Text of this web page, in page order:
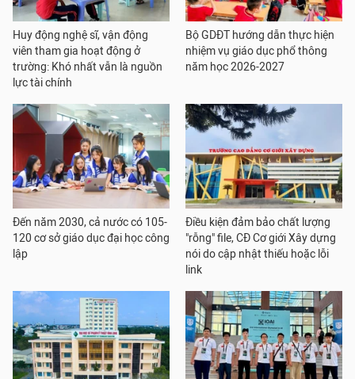
Huy động nghệ sĩ, vận động
viên tham gia hoạt động ở
trường: Khó nhất vẫn là nguồn
lực tài chính
Bộ GDĐT hướng dẫn thực hiện
nhiệm vụ giáo dục phổ thông
năm học 2026-2027
Đến năm 2030, cả nước có 105-
120 cơ sở giáo dục đại học công
lập
Điều kiện đảm bảo chất lượng
"rỗng" file, CĐ Cơ giới Xây dựng
nói do cập nhật thiếu hoặc lỗi
link